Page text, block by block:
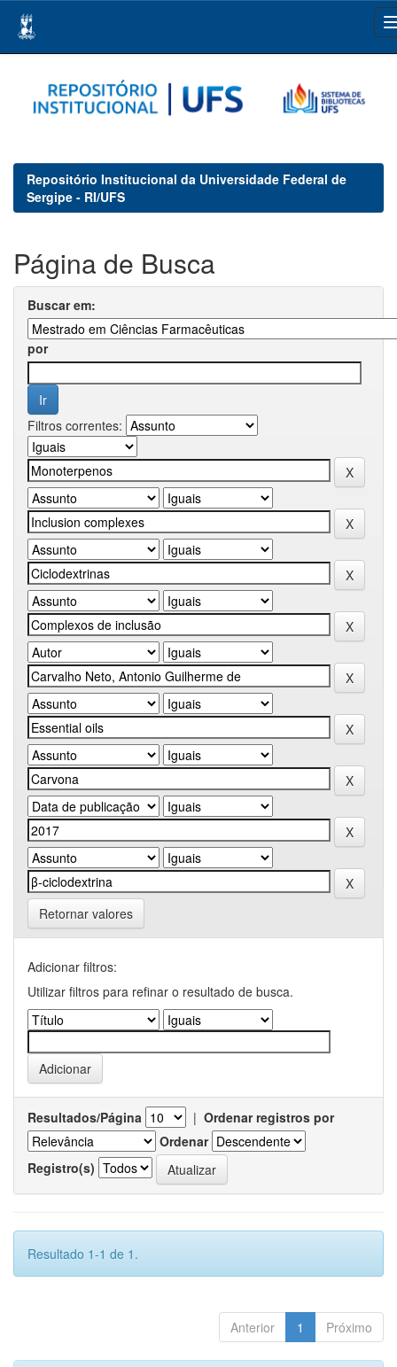
navigation
Repositório Institucional da Universidade Federal de
Sergipe - RI/UFS
Página de Busca
Buscar em:
por
Filtros correntes:
Retornar valores
Adicionar filtros:
Utilizar filtros para refinar o resultado de busca.
Resultados/Página | Ordenar registros por
Ordenar
Registro(s)
Resultado 1-1 de 1.
Anterior 1 Próximo